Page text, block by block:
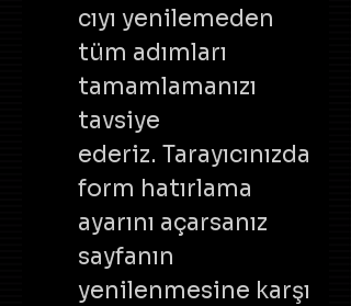
cıyı yenilemeden
tüm adımları
tamamlamanızı
tavsiye
ederiz. Tarayıcınızda
form hatırlama
ayarını açarsanız
sayfanın
yenilenmesine karşı